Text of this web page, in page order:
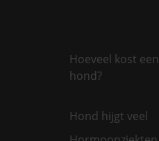
Hoeveel kost een
hond?
Hond hijgt veel